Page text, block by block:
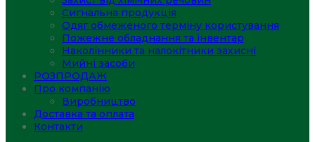
Сигнальна продукція
Одяг обмеженого терміну користування
Пожежне обладнання та інвентар
Наколінники та налокітники захисні
Мийні засоби
РОЗПРОДАЖ
Про компанію
Виробництво
Доставка та оплата
Контакти